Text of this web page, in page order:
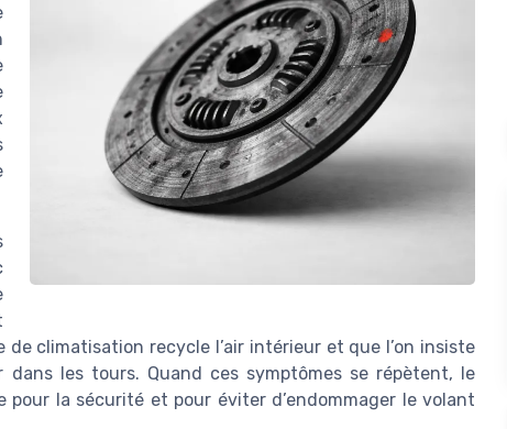
climatisation recycle l’air intérieur et que l’on insiste
les tours. Quand ces symptômes se répètent, le
la sécurité et pour éviter d’endommager le volant